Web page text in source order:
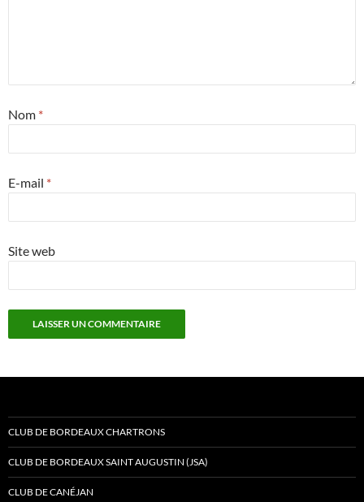
Nom *
E-mail *
Site web
CLUB DE BORDEAUX CHARTRONS
CLUB DE BORDEAUX SAINT AUGUSTIN (JSA)
CLUB DE CANÉJAN